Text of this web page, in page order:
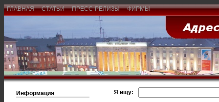
ГЛАВНАЯ СТАТЬИ ПРЕСС-РЕЛИЗЫ ФИРМЫ
Информация
Я ищу: